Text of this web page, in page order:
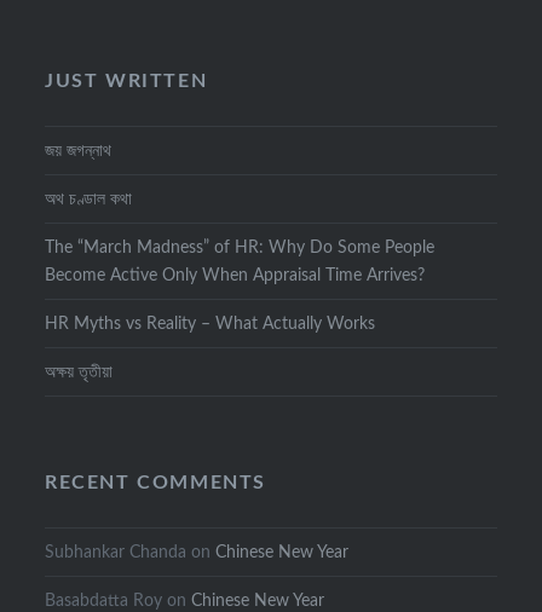
JUST WRITTEN
জয় জগন্নাথ
অথ চণ্ডাল কথা
The “March Madness” of HR: Why Do Some People
Become Active Only When Appraisal Time Arrives?
HR Myths vs Reality – What Actually Works
অক্ষয় তৃতীয়া
RECENT COMMENTS
Subhankar Chanda onChinese New Year
Basabdatta Roy onChinese New Year